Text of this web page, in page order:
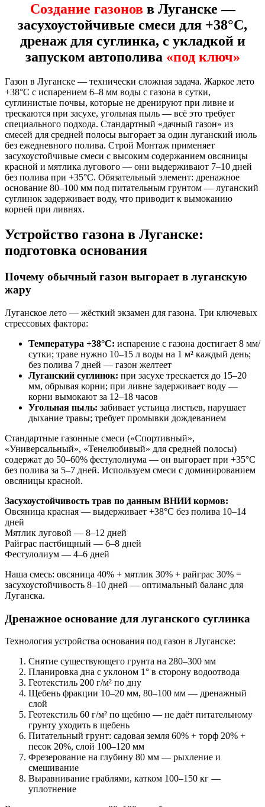
Создание газоновв Луганске —
засухоустойчивые смеси для +38°C,
дренаж для суглинка, с укладкой и
запуском автополива «под ключ»
Газон в Луганске — технически сложная задача. Жаркое лето
+38°C с испарением 6–8 мм воды с газона в сутки,
суглинистые почвы, которые не дренируют при ливне и
трескаются при засухе, угольная пыль — всё это требует
специального подхода. Стандартный «дачный газон» из
смесей для средней полосы выгорает за один луганский июль
без ежедневного полива. Строй Монтаж применяет
засухоустойчивые смеси с высоким содержанием овсяницы
красной и мятлика лугового — они выдерживают 7–10 дней
без полива при +35°C. Обязательный элемент: дренажное
основание 80–100 мм под питательным грунтом — луганский
суглинок задерживает воду, что приводит к вымоканию
корней при ливнях.
Устройство газона в Луганске:
подготовка основания
Почему обычный газон выгорает в луганскую
жару
Луганское лето — жёсткий экзамен для газона. Три ключевых
стрессовых фактора:
Температура +38°C: испарение с газона достигает 8 мм/
сутки; траве нужно 10–15 л воды на 1 м² каждый день;
без полива 7 дней — газон желтеет
Луганский суглинок: при засухе трескается до 15–20
мм, обрывая корни; при ливне задерживает воду —
корни вымокают за 12–18 часов
Угольная пыль: забивает устьица листьев, нарушает
дыхание травы; требует промывки дождеванием
Стандартные газонные смеси («Спортивный»,
«Универсальный», «Тенелюбивый» для средней полосы)
содержат до 50–60% фестулолиума — он выгорает при +35°C
без полива за 5–7 дней. Используем смеси с доминированием
овсяницы красной.
Засухоустойчивость трав по данным ВНИИ кормов:
Овсяница красная — выдерживает +38°C без полива 10–14
дней
Мятлик луговой — 8–12 дней
Райграс пастбищный — 6–8 дней
Фестулолиум — 4–6 дней
Наша смесь: овсяница 40% + мятлик 30% + райграс 30% =
засухоустойчивость 8–10 дней — оптимальный баланс для
Луганска.
Дренажное основание для луганского суглинка
Технология устройства основания под газон в Луганске:
Снятие существующего грунта на 280–300 мм
Планировка дна с уклоном 1° в сторону водоотвода
Геотекстиль 200 г/м² по дну
Щебень фракции 10–20 мм, 80–100 мм — дренажный
слой
Геотекстиль 60 г/м² по щебню — не даёт питательному
грунту уходить в щебень
Питательный грунт: садовая земля 60% + торф 20% +
песок 20%, слой 100–120 мм
Фрезерование на глубину 80 мм — рыхление и
смешивание
Выравнивание граблями, катком 100–150 кг —
уплотнение